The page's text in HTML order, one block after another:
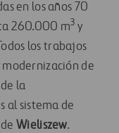
en los años 70
260.000 m3 y
los trabajos
de
la
al sistema de
deWieliszew.